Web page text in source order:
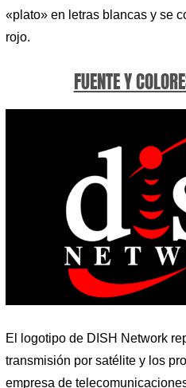
«plato» en letras blancas y se
rojo.
FUENTE Y
El logotipo de DISH Network
transmisión por satélite y los
empresa de